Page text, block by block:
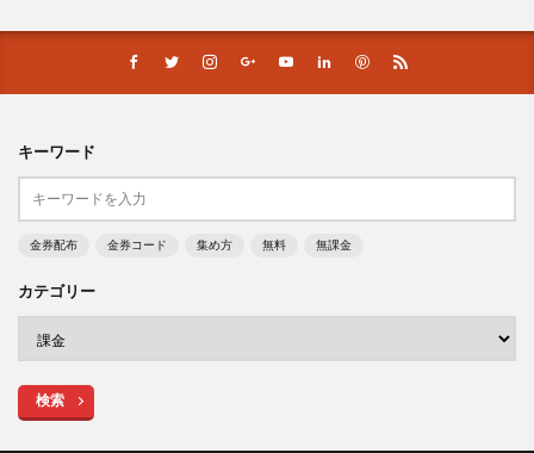
キーワード
金券配布 金券コード 集め方 無料 無課金
カテゴリー
検索